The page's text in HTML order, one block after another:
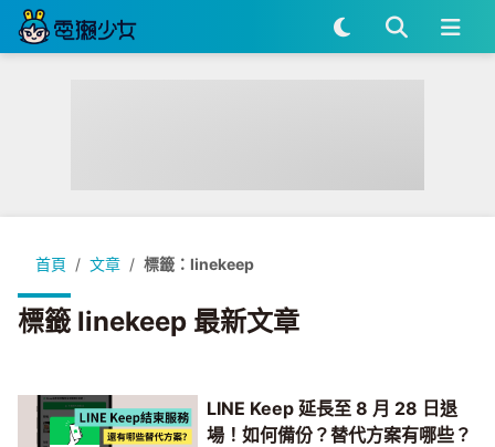
首頁 文章 標籤：linekeep
標籤 linekeep 最新文章
LINE Keep 延長至 8 月 28 日退
場！如何備份？替代方案有哪些？